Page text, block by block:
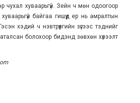
чухал хуваарьгүй. Зейн ч мөн одоогоор
хуваарьгүй байгаа гишүүд ер нь амралтын
хэдий ч нэвтрүүлгийн зүгээс тэднийг
болохоор бидэнд зөвхөн хүлээлт